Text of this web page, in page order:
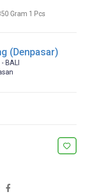
Gram 1 Pcs
(Denpasar)
BALI